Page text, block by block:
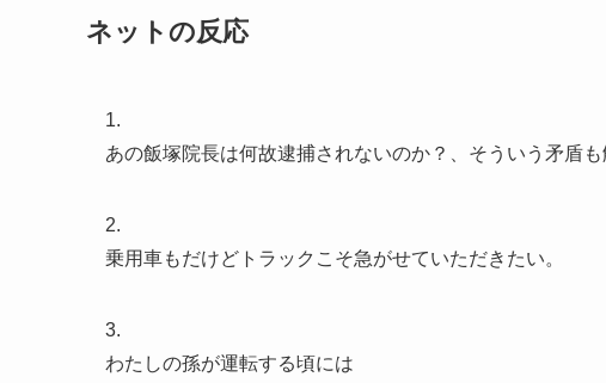
ネットの反応
1.
あの飯塚院長は何故逮捕されないのか？、そういう矛盾も
2.
乗用車もだけどトラックこそ急がせていただきたい。
3.
わたしの孫が運転する頃には